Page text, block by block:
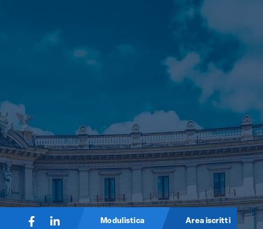
Modulistica Area iscritti